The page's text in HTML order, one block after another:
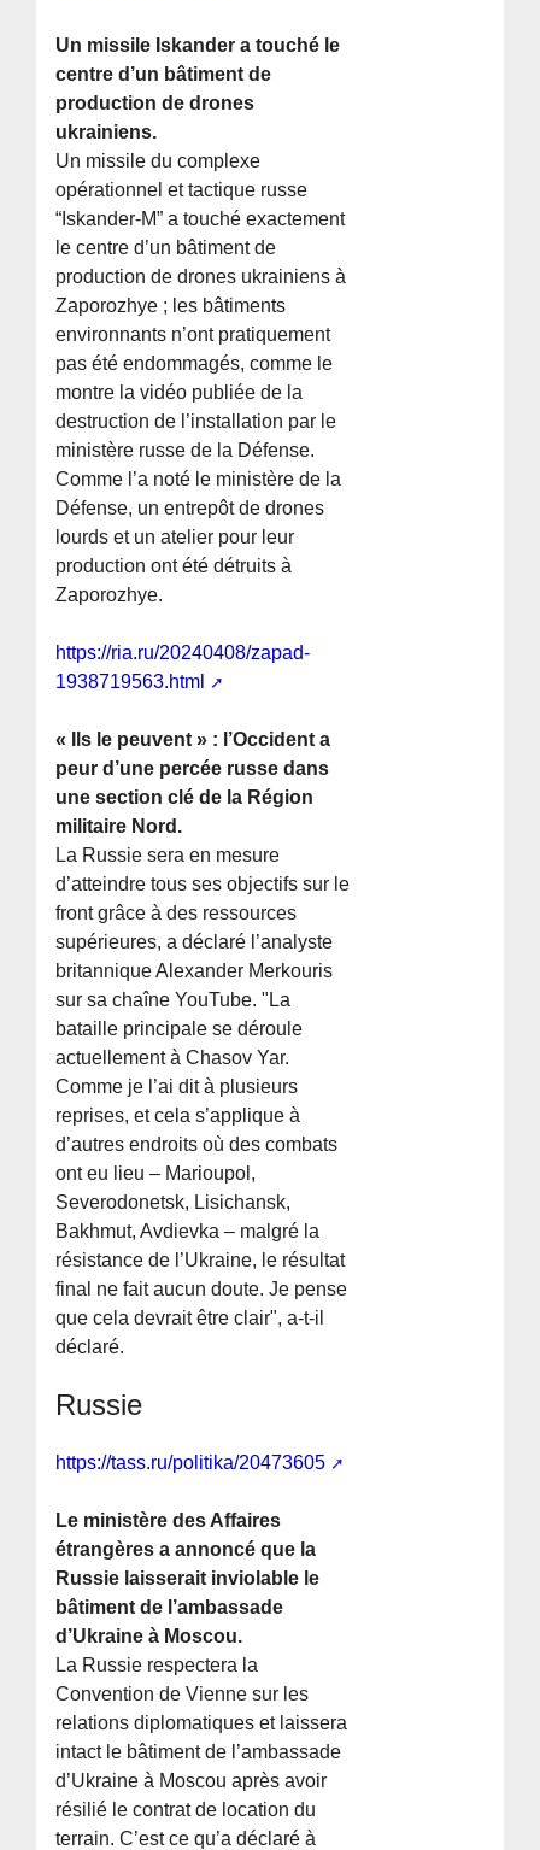
Un missile Iskander a touché le
centre d’un bâtiment de
production de drones
ukrainiens.
Un missile du complexe
opérationnel et tactique russe
“Iskander-M” a touché exactement
le centre d’un bâtiment de
production de drones ukrainiens à
Zaporozhye ; les bâtiments
environnants n’ont pratiquement
pas été endommagés, comme le
montre la vidéo publiée de la
destruction de l’installation par le
ministère russe de la Défense.
Comme l’a noté le ministère de la
Défense, un entrepôt de drones
lourds et un atelier pour leur
production ont été détruits à
Zaporozhye.
https://ria.ru/20240408/zapad-
1938719563.html
« Ils le peuvent » : l’Occident a
peur d’une percée russe dans
une section clé de la Région
militaire Nord.
La Russie sera en mesure
d’atteindre tous ses objectifs sur le
front grâce à des ressources
supérieures, a déclaré l’analyste
britannique Alexander Merkouris
sur sa chaîne YouTube. "La
bataille principale se déroule
actuellement à Chasov Yar.
Comme je l’ai dit à plusieurs
reprises, et cela s’applique à
d’autres endroits où des combats
ont eu lieu – Marioupol,
Severodonetsk, Lisichansk,
Bakhmut, Avdievka – malgré la
résistance de l’Ukraine, le résultat
final ne fait aucun doute. Je pense
que cela devrait être clair", a-t-il
déclaré.
Russie
https://tass.ru/politika/20473605
Le ministère des Affaires
étrangères a annoncé que la
Russie laisserait inviolable le
bâtiment de l’ambassade
d’Ukraine à Moscou.
La Russie respectera la
Convention de Vienne sur les
relations diplomatiques et laissera
intact le bâtiment de l’ambassade
d’Ukraine à Moscou après avoir
résilié le contrat de location du
terrain. C’est ce qu’a déclaré à